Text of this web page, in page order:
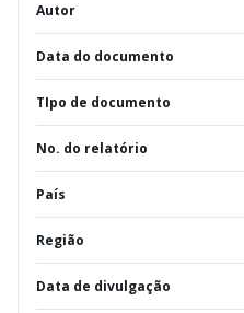
Autor
Data do documento
TIpo de documento
No. do relatório
País
Região
Data de divulgação